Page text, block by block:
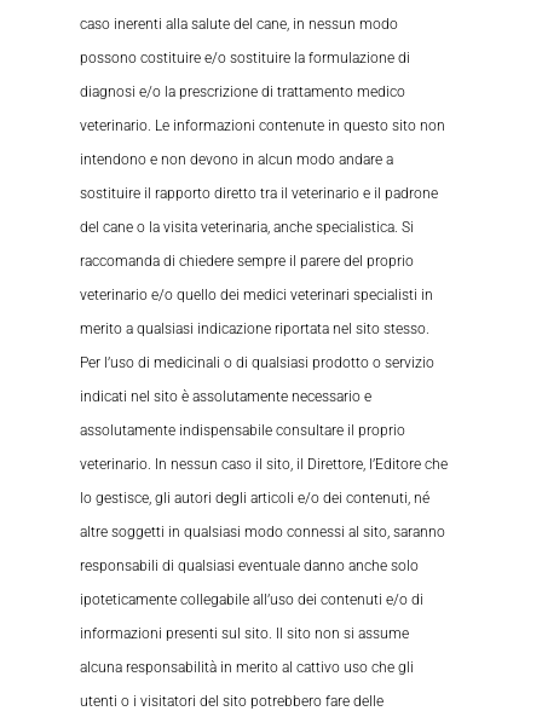
caso inerenti alla salute del cane, in nessun modo
possono costituire e/o sostituire la formulazione di
diagnosi e/o la prescrizione di trattamento medico
veterinario. Le informazioni contenute in questo sito non
intendono e non devono in alcun modo andare a
sostituire il rapporto diretto tra il veterinario e il padrone
del cane o la visita veterinaria, anche specialistica. Si
raccomanda di chiedere sempre il parere del proprio
veterinario e/o quello dei medici veterinari specialisti in
merito a qualsiasi indicazione riportata nel sito stesso.
Per l’uso di medicinali o di qualsiasi prodotto o servizio
indicati nel sito è assolutamente necessario e
assolutamente indispensabile consultare il proprio
veterinario. In nessun caso il sito, il Direttore, l’Editore che
lo gestisce, gli autori degli articoli e/o dei contenuti, né
altre soggetti in qualsiasi modo connessi al sito, saranno
responsabili di qualsiasi eventuale danno anche solo
ipoteticamente collegabile all’uso dei contenuti e/o di
informazioni presenti sul sito. Il sito non si assume
alcuna responsabilità in merito al cattivo uso che gli
utenti o i visitatori del sito potrebbero fare delle